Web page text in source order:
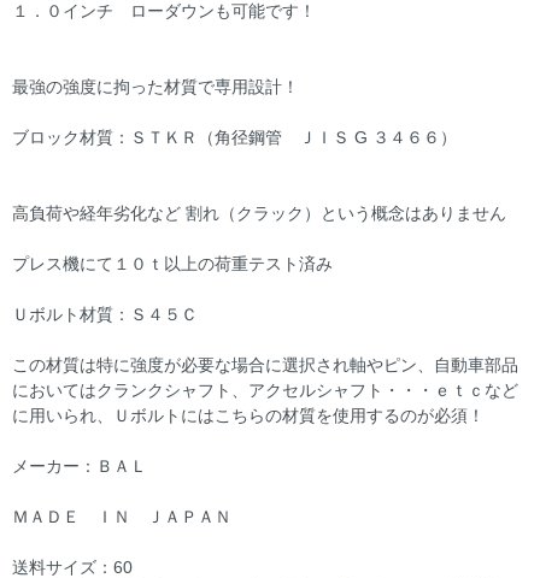
１．０インチ ローダウンも可能です！
最強の強度に拘った材質で専用設計！
ブロック材質：ＳＴＫＲ（角径鋼管 ＪＩＳ G ３４６６）
高負荷や経年劣化など 割れ（クラック）という概念はありません
プレス機にて１０ｔ以上の荷重テスト済み
Ｕボルト材質：Ｓ４５Ｃ
この材質は特に強度が必要な場合に選択され軸やピン、自動車部品
においてはクランクシャフト、アクセルシャフト・・・ｅｔｃなど
に用いられ、Ｕボルトにはこちらの材質を使用するのが必須！
メーカー：ＢＡＬ
ＭＡＤＥ ＩＮ ＪＡＰＡＮ
送料サイズ：60